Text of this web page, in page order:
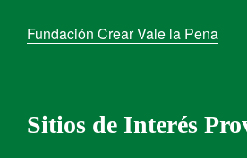
Fundación Crear Vale la Pena
Sitios de Interés